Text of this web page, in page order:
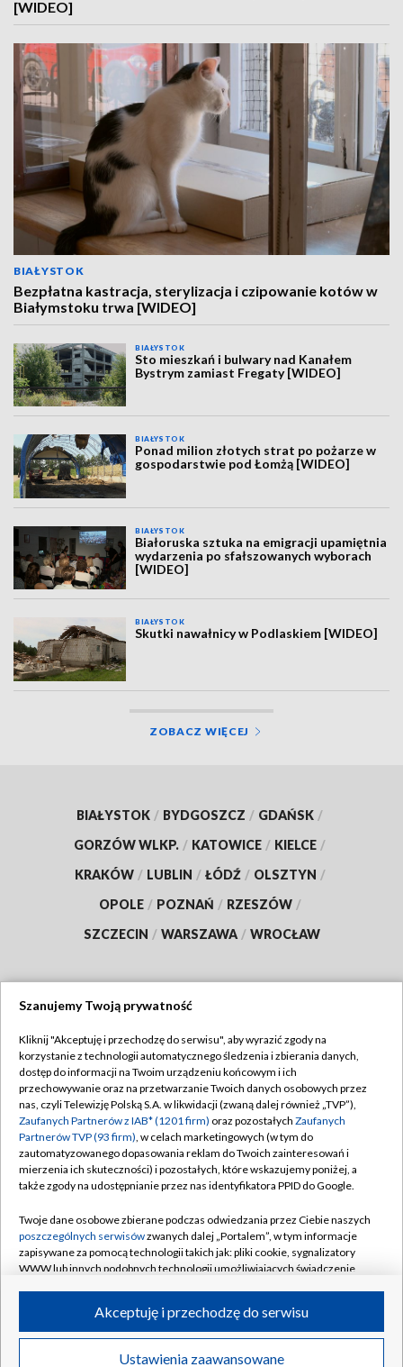
[WIDEO]
BIAŁYSTOK
Bezpłatna kastracja, sterylizacja i czipowanie kotów w
Białymstoku trwa [WIDEO]
BIAŁYSTOK
Sto mieszkań i bulwary nad Kanałem
Bystrym zamiast Fregaty [WIDEO]
BIAŁYSTOK
Ponad milion złotych strat po pożarze w
gospodarstwie pod Łomżą [WIDEO]
BIAŁYSTOK
Białoruska sztuka na emigracji upamiętnia
wydarzenia po sfałszowanych wyborach
[WIDEO]
BIAŁYSTOK
Skutki nawałnicy w Podlaskiem [WIDEO]
ZOBACZ WIĘCEJ
BIAŁYSTOK / BYDGOSZCZ / GDAŃSK /
GORZÓW WLKP. / KATOWICE / KIELCE /
KRAKÓW / LUBLIN / ŁÓDŹ / OLSZTYN /
OPOLE / POZNAŃ / RZESZÓW /
SZCZECIN / WARSZAWA / WROCŁAW
TVP
Abonament TVP
Emisja w TVP
Centrum informacji TVP
Naziemna Telewizja Cyfrowa
Rada Programowa
System NOS
Informacje o nadawcy
Program dla prasy
Regulamin TVP
Polityka prywatności
Moje zgody
Pomoc
Kontakt
Kanały
©2026 Telewizja Polska S.A. w likwidacji
Szanujemy Twoją prywatność
Kliknij "Akceptuję i przechodzę do serwisu", aby wyrazić zgody na
korzystanie z technologii automatycznego śledzenia i zbierania danych,
dostęp do informacji na Twoim urządzeniu końcowym i ich
przechowywanie oraz na przetwarzanie Twoich danych osobowych przez
nas, czyli Telewizję Polską S.A. w likwidacji (zwaną dalej również „TVP”),
Zaufanych Partnerów z IAB* (1201 firm) oraz pozostałych Zaufanych
Partnerów TVP (93 firm), w celach marketingowych (w tym do
zautomatyzowanego dopasowania reklam do Twoich zainteresowań i
mierzenia ich skuteczności) i pozostałych, które wskazujemy poniżej, a
także zgody na udostępnianie przez nas identyfikatora PPID do Google.
Twoje dane osobowe zbierane podczas odwiedzania przez Ciebie naszych
poszczególnych serwisówzwanych dalej „Portalem”, w tym informacje
zapisywane za pomocą technologii takich jak: pliki cookie, sygnalizatory
WWW lub innych podobnych technologii umożliwiających świadczenie
ruchu w Internecie.
Twoje dane osobowe zbierane podczas odwiedzania przez Ciebie
Ustawienia zaawansowane
Akceptuję i przechodzę do serwisu